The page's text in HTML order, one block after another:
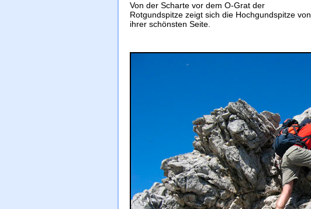
Von der Scharte vor dem O-Grat der
Rotgundspitze zeigt sich die Hochgundspitze von
ihrer schönsten Seite.